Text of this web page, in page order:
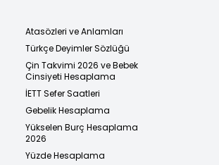
Atasözleri ve Anlamları
Türkçe Deyimler Sözlüğü
Çin Takvimi 2026 ve Bebek
Cinsiyeti Hesaplama
İETT Sefer Saatleri
Gebelik Hesaplama
Yükselen Burç Hesaplama
2026
Yüzde Hesaplama